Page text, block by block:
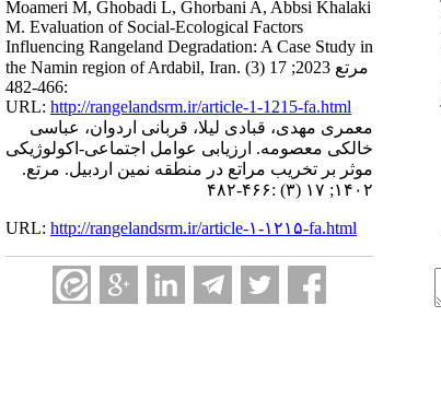
Moameri M, Ghobadi L, Ghorbani A, Abbsi Khalaki
M. Evaluation of Social-Ecological Factors
Influencing Rangeland Degradation: A Case Study in
the Namin region of Ardabil, Iran. مرتع 2023; 17 (3)
:466-482
URL: http://rangelandsrm.ir/article-1-1215-fa.html
معمری مهدی، قبادی لیلا، قربانی اردوان، عباسی
خالکی معصومه. ارزیابی عوامل اجتماعی-اکولوژیکی
موثر بر تخریب مراتع در منطقه نمین اردبیل. مرتع.
۱۴۰۲; ۱۷ (۳) :۴۶۶-۴۸۲
URL: http://rangelandsrm.ir/article-۱-۱۲۱۵-fa.html